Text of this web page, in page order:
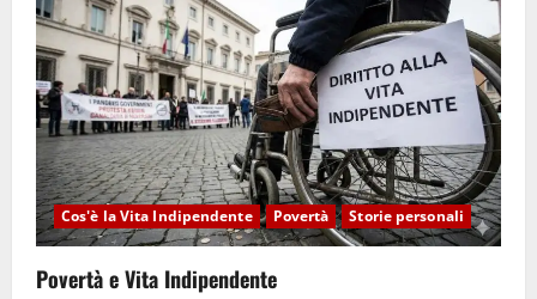
Cos'è la Vita Indipendente Povertà Storie personali
Povertà e Vita Indipendente